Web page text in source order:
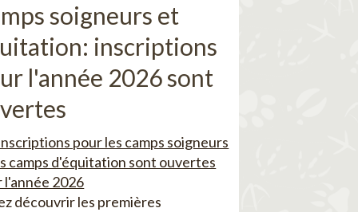
soigneurs et
inscriptions
l'année 2026 sont
pour les camps soigneurs
camps d'équitation sont ouvertes
l'année 2026
découvrir les premières